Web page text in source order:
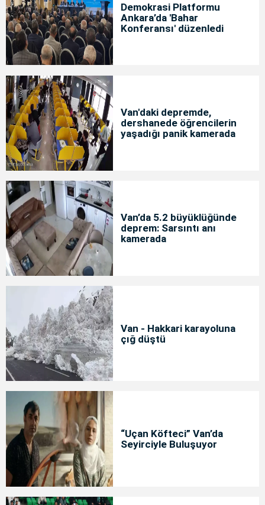
Demokrasi Platformu
Ankara’da 'Bahar
Konferansı' düzenledi
Van'daki depremde,
dershanede öğrencilerin
yaşadığı panik kamerada
Van’da 5.2 büyüklüğünde
deprem: Sarsıntı anı
kamerada
Van - Hakkari karayoluna
çığ düştü
“Uçan Köfteci” Van’da
Seyirciyle Buluşuyor